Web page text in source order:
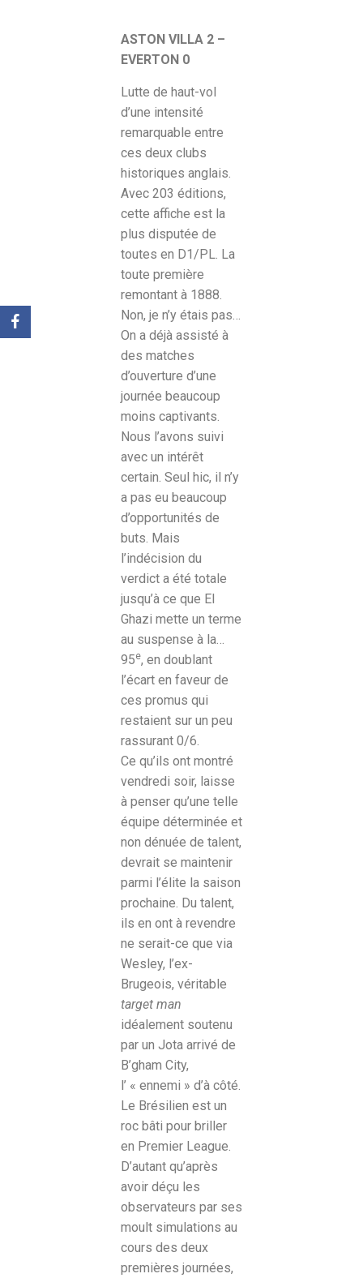
ASTON VILLA 2 –
EVERTON 0
Lutte de haut-vol
d’une intensité
remarquable entre
ces deux clubs
historiques anglais.
Avec 203 éditions,
cette affiche est la
plus disputée de
toutes en D1/PL. La
toute première
remontant à 1888.
Non, je n’y étais pas…
On a déjà assisté à
des matches
d’ouverture d’une
journée beaucoup
moins captivants.
Nous l’avons suivi
avec un intérêt
certain. Seul hic, il n’y
a pas eu beaucoup
d’opportunités de
buts. Mais
l’indécision du
verdict a été totale
jusqu’à ce que El
Ghazi mette un terme
au suspense à la…
95e, en doublant
l’écart en faveur de
ces promus qui
restaient sur un peu
rassurant 0/6.
Ce qu’ils ont montré
vendredi soir, laisse
à penser qu’une telle
équipe déterminée et
non dénuée de talent,
devrait se maintenir
parmi l’élite la saison
prochaine. Du talent,
ils en ont à revendre
ne serait-ce que via
Wesley, l’ex-
Brugeois, véritable
target man
idéalement soutenu
par un Jota arrivé de
B’gham City,
l’ « ennemi » d’à côté.
Le Brésilien est un
roc bâti pour briller
en Premier League.
D’autant qu’après
avoir déçu les
observateurs par ses
moult simulations au
cours des deux
premières journées,